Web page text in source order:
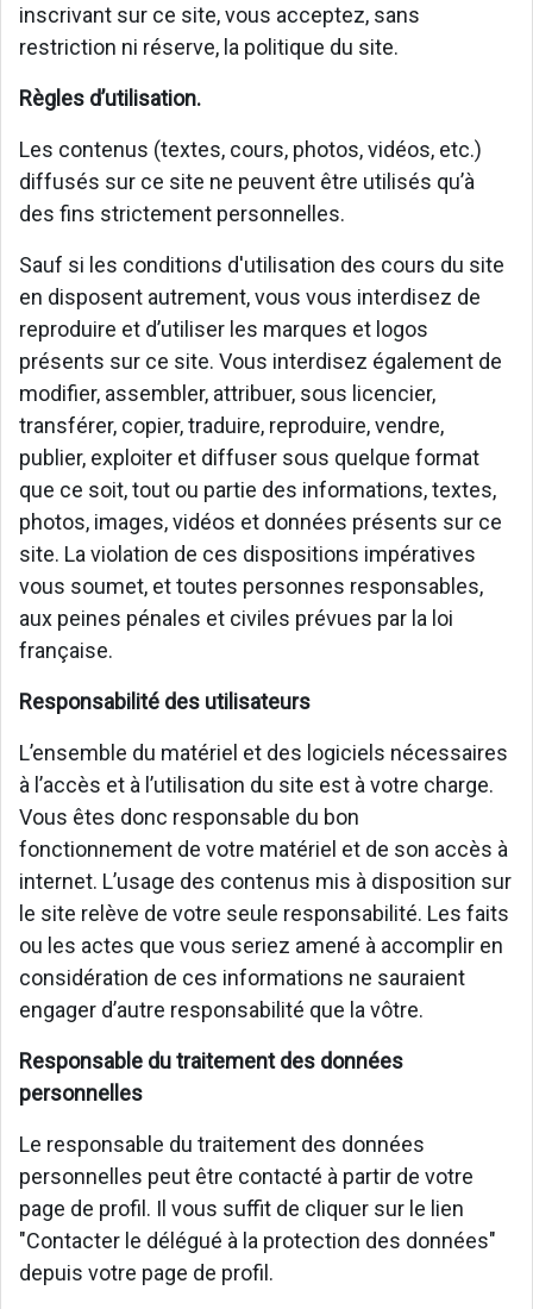
inscrivant sur ce site, vous acceptez, sans
restriction ni réserve, la politique du site.
Règles d’utilisation.
Les contenus (textes, cours, photos, vidéos, etc.)
diffusés sur ce site ne peuvent être utilisés qu’à
des fins strictement personnelles.
Sauf si les conditions d'utilisation des cours du site
en disposent autrement, vous vous interdisez de
reproduire et d’utiliser les marques et logos
présents sur ce site. Vous interdisez également de
modifier, assembler, attribuer, sous licencier,
transférer, copier, traduire, reproduire, vendre,
publier, exploiter et diffuser sous quelque format
que ce soit, tout ou partie des informations, textes,
photos, images, vidéos et données présents sur ce
site. La violation de ces dispositions impératives
vous soumet, et toutes personnes responsables,
aux peines pénales et civiles prévues par la loi
française.
Responsabilité des utilisateurs
L’ensemble du matériel et des logiciels nécessaires
à l’accès et à l’utilisation du site est à votre charge.
Vous êtes donc responsable du bon
fonctionnement de votre matériel et de son accès à
internet. L’usage des contenus mis à disposition sur
le site relève de votre seule responsabilité. Les faits
ou les actes que vous seriez amené à accomplir en
considération de ces informations ne sauraient
engager d’autre responsabilité que la vôtre.
Responsable du traitement des données
personnelles
Le responsable du traitement des données
personnelles peut être contacté à partir de votre
page de profil. Il vous suffit de cliquer sur le lien
"Contacter le délégué à la protection des données"
depuis votre page de profil.